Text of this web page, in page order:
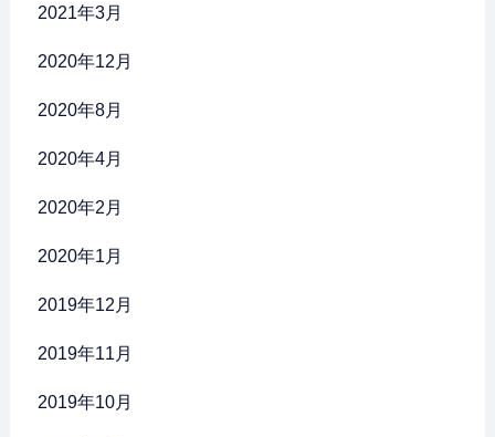
2021年3月
2020年12月
2020年8月
2020年4月
2020年2月
2020年1月
2019年12月
2019年11月
2019年10月